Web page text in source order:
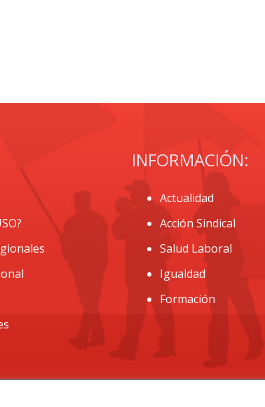
INFORMACIÓN:
Actualidad
Acción Sindical
Salud Laboral
Igualdad
Formación